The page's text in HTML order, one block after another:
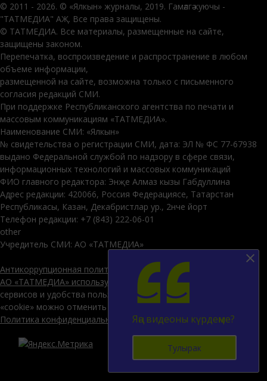
© 2011 - 2026. © «Ялкын» журналы, 2019. Гамәлгә куючы -
"ТАТМЕДИА" АҖ. Все права защищены.
© ТАТМЕДИА. Все материалы, размещенные на сайте,
защищены законом.
Перепечатка, воспроизведение и распространение в любом
объеме информации,
размещенной на сайте, возможна только с письменного
согласия редакций СМИ.
При поддержке Республиканского агентства по печати и
массовым коммуникациям «ТАТМЕДИА».
Наименование СМИ: «Ялкын»
№ свидетельства о регистрации СМИ, дата: ЭЛ № ФС 77-67938
выдано Федеральной службой по надзору в сфере связи,
информационных технологий и массовых коммуникаций
ФИО главного редактора: Энҗе Алмаз кызы Габдуллина
Адрес редакции: 420066, Россия Федерациясе, Татарстан
Республикасы, Казан, Декабристлар ур., 2нче йорт
Телефон редакции: +7 (843) 222-06-01
other
Учредитель СМИ: АО «ТАТМЕДИА»
Антикоррупционная политика
АО «ТАТМЕДИА» использует «cookie»для персонализации
сервисов и удобства пользователей сайтом. Использование
«cookie» можно отменить в настройках браузера.
Политика конфиденциальности
12+
Яңа видеоны күрдеңме?
Тулырак